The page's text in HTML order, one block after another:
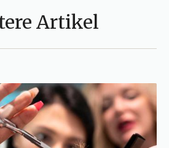
Artikel